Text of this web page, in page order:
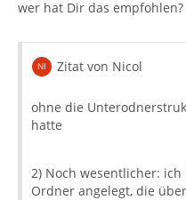
wer hat Dir das empfohlen?
Zitat von Nicol
ohne die
hatte
2) Noch wesentlicher:
Ordner angelegt, die